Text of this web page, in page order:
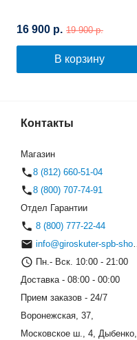
16 900 р. 19 900 р.
В корзину
Контакты
Магазин
8 (812) 660-51-04
8 (800) 707-74-91
Отдел Гарантии
8 (800) 777-22-44
info@giroskuter-spb-shop.ru
Пн.- Вск. 10:00 - 21:00
Доставка - 08:00 - 00:00
Прием заказов - 24/7
Воронежская, 37,
Московское ш., 4, Дыбенко,